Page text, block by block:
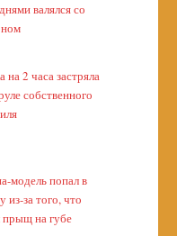
валялся со
на 2 часа застряла
собственного
модель попал в
из-за того, что
прыщ на губе